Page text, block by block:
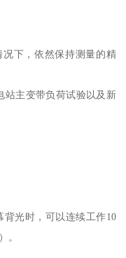
下，依然保持测量的精
站主变带负荷试验以及新
光时，可以连续工作10
。